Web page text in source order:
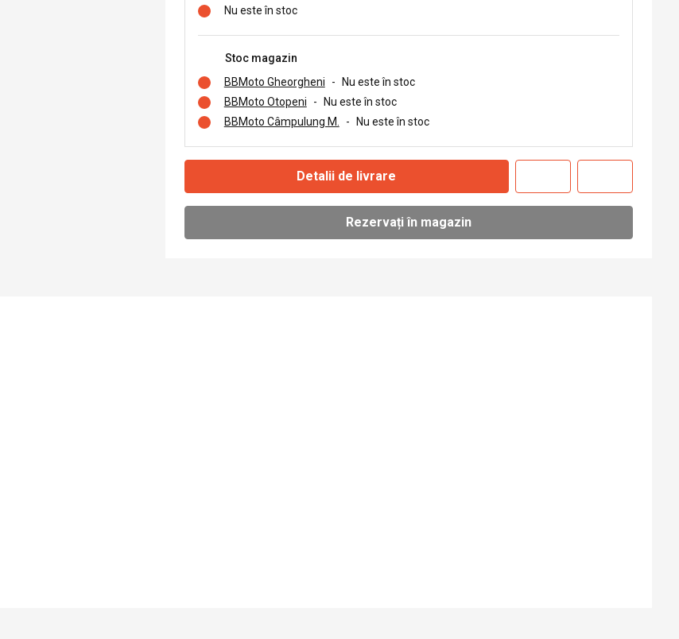
Nu este în stoc
Stoc magazin
BBMoto Gheorgheni
-
Nu este în stoc
BBMoto Otopeni
-
Nu este în stoc
BBMoto Câmpulung M.
- Nu este în stoc
Detalii de livrare
Rezervați în magazin